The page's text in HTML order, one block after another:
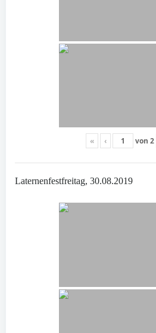
« ‹ von 2
Laternenfestfreitag, 30.08.2019